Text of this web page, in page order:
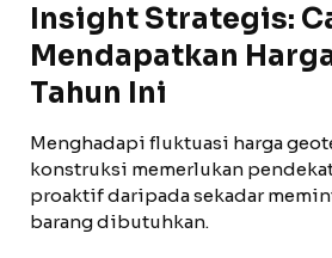
Insight Strategis:
Mendapatkan
Tahun Ini
Menghadapi fluktuasi harga
konstruksi memerlukan
proaktif daripada sekadar
barang dibutuhkan.